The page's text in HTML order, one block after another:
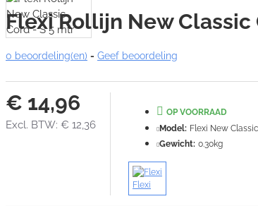
Flexi Rollijn New Classic
0 beoordeling(en) - Geef beoordeling
€ 14,96
Excl. BTW: € 12,36
OP VOORRAAD
Model: Flexi New
Gewicht: 0.30kg
Flexi